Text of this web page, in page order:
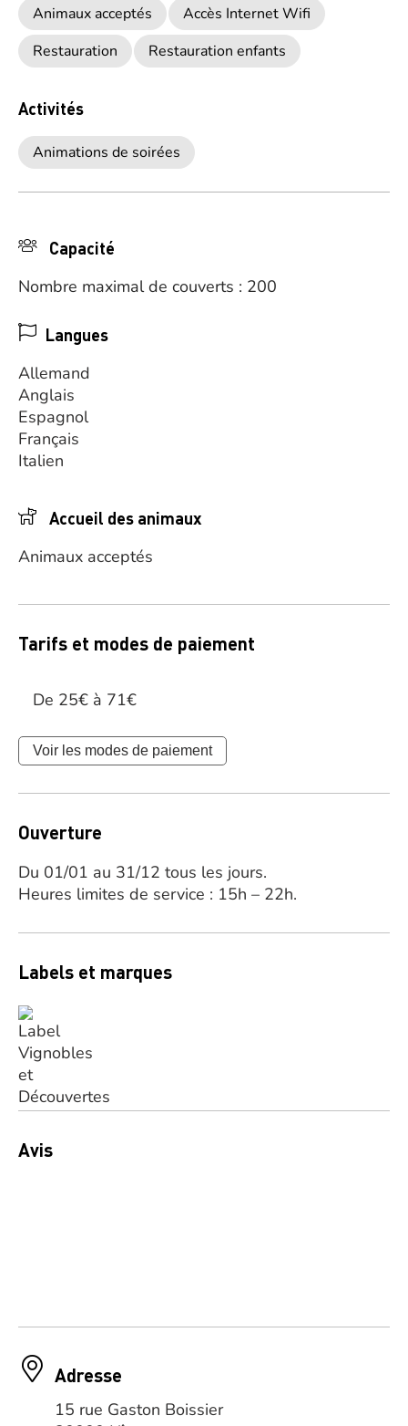
Animaux acceptés
Accès Internet Wifi
Restauration
Restauration enfants
Activités
Animations de soirées
Capacité
Nombre maximal de couverts : 200
Langues
Allemand
Anglais
Espagnol
Français
Italien
Accueil des animaux
Animaux acceptés
Tarifs et modes de paiement
De 25€ à 71€
Voir les modes de paiement
Ouverture
Du 01/01 au 31/12 tous les jours.
Heures limites de service : 15h – 22h.
Labels et marques
Avis
Adresse
15 rue Gaston Boissier